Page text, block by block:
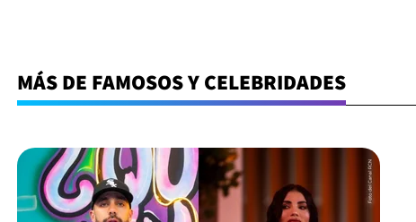
MÁS DE FAMOSOS Y CELEBRIDADES